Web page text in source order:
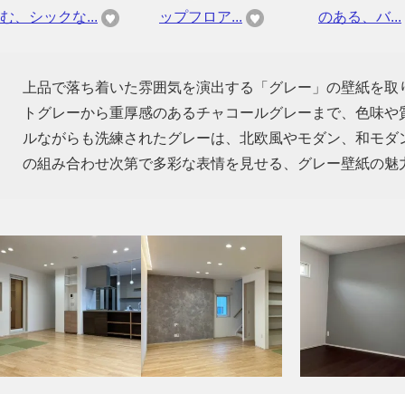
む、シックな...
ップフロア...
のある、バ...
上品で落ち着いた雰囲気を演出する「グレー」の壁紙を
トグレーから重厚感のあるチャコールグレーまで、色味
ルながらも洗練されたグレーは、北欧風やモダン、和モ
の組み合わせ次第で多彩な表情を見せる、グレー壁紙の